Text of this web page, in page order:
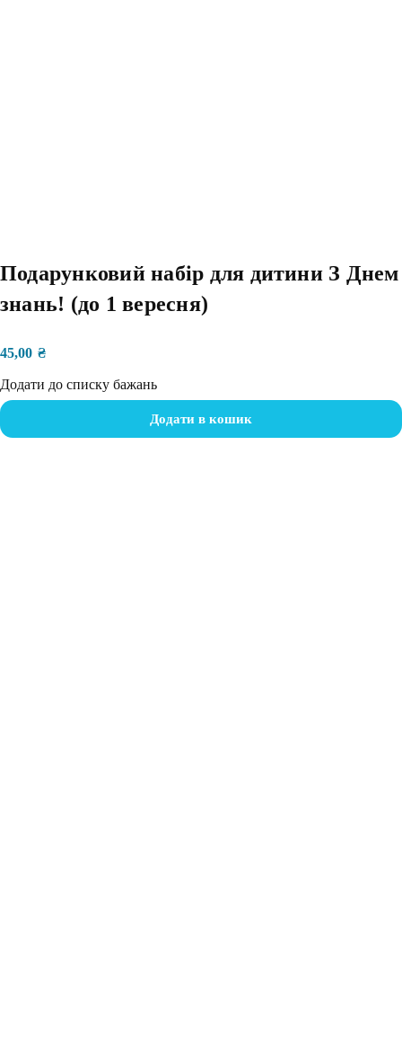
Подарунковий набір для дитини З Днем
знань! (до 1 вересня)
45,00 ₴
Додати до списку бажань
Додати в кошик